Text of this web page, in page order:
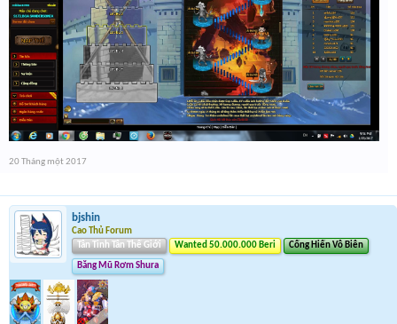
20 Tháng một 2017
bjshin
Cao Thủ Forum
Tân Tinh Tân Thế Giới
Wanted 50.000.000 Beri Cống Hiến Vô Biên
Băng Mũ Rơm Shura